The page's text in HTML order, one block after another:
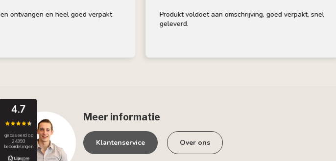
en heel goed verpakt
Produkt voldoet aan omschrijving, goed verpakt, snel
geleverd.
4.7
gebaseerd op
24393
beoordelingen
Meer informatie
Klantenservice Over ons